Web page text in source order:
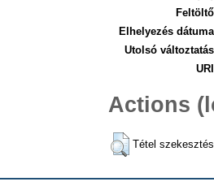
Elhelyezés
Utolsó
Actions
Tétel